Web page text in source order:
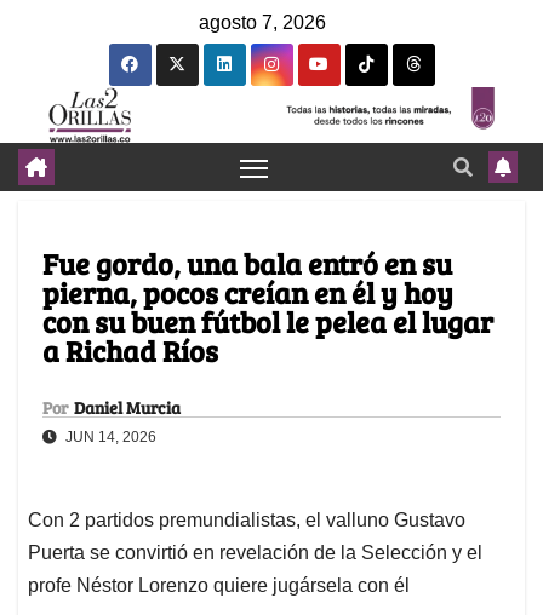
agosto 7, 2026
Fue gordo, una bala entró en su
pierna, pocos creían en él y hoy
con su buen fútbol le pelea el lugar
a Richad Ríos
Por Daniel Murcia
JUN 14, 2026
Con 2 partidos premundialistas, el valluno Gustavo
Puerta se convirtió en revelación de la Selección y el
profe Néstor Lorenzo quiere jugársela con él